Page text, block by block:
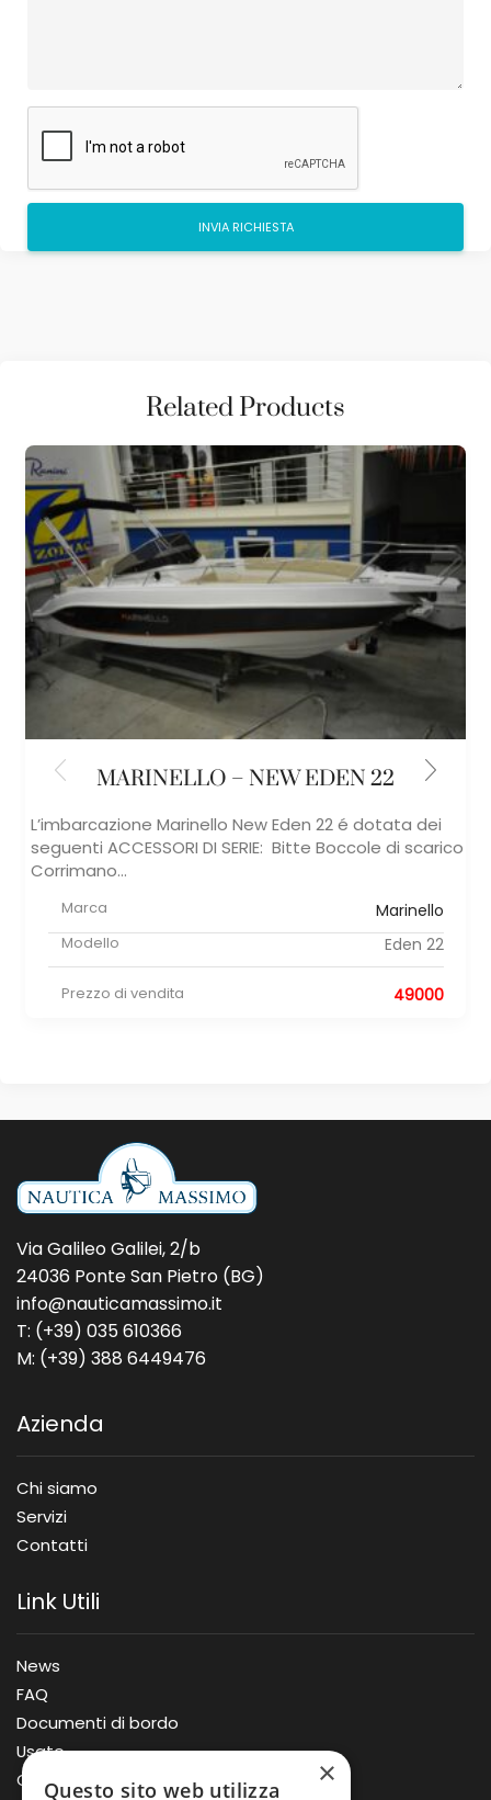
Related Products
MARINELLO – NEW EDEN 22
L’imbarcazione Marinello New Eden 22 é dotata dei
seguenti ACCESSORI DI SERIE: Bitte Boccole di scarico
Corrimano...
Marca Marinello
Modello Eden 22
Prezzo di vendita 49000
Via Galileo Galilei, 2/b
24036 Ponte San Pietro (BG)
info@nauticamassimo.it
T: (+39) 035 610366
M: (+39) 388 6449476
Azienda
Chi siamo
Servizi
Contatti
Link Utili
News
FAQ
Documenti di bordo
Usato
Offerte
×
Questo sito web utilizza